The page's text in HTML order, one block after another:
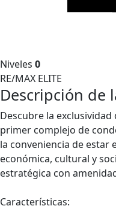
Niveles 0
RE/MAX ELITE
Descripción de
Descubre la exclusividad
primer complejo de
la conveniencia de estar
económica, cultural y
estratégica con
Características: